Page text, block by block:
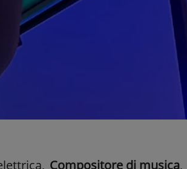
, Compositore di musica,